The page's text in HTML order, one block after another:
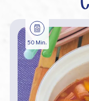
50 Min.